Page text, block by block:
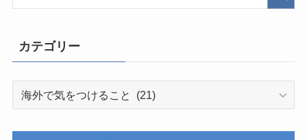
カテゴリー
カ